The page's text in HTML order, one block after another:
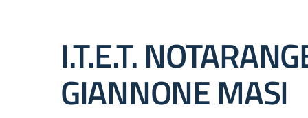
I.T.E.T.
GIANNONE MASI